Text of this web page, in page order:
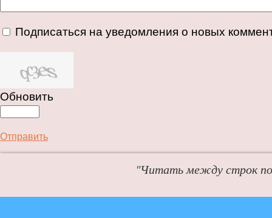
Подписаться на уведомления о новых
Обновить
Отправить
"Читать между строк